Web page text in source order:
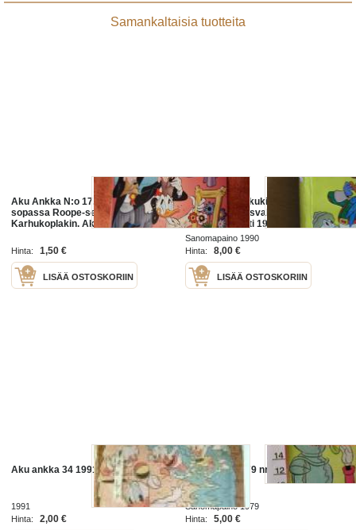
Samankaltaisia tuotteita
Aku Ankka N:o 17, 2012. Samassa
sopassa Roope-setä, Aku Ankka ja
Karhukoplakin. Aku Ankka ryhtyy
Hinta: 1,50 €
LISÄÄ OSTOSKORIIN
aku ankka taskukirja. nr 71, aku
perheen ylpeysvakitan tarjous
helposti paketti 19x36 x60 cm
paino 35kg 5e
Sanomapaino 1990
Hinta:
8,00 €
LISÄÄ OSTOSKORIIN
Aku ankka 34 1991
1991
Hinta:
2,00 €
aku ankka 1979 nr43
Sanomapaino 1979
Hinta:
5,00 €